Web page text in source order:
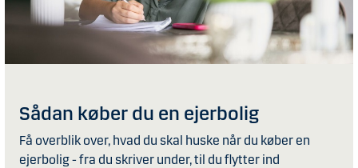
Sådan køber du en ejerbolig
Få overblik over, hvad du skal huske når du køber en
ejerbolig - fra du skriver under, til du flytter ind